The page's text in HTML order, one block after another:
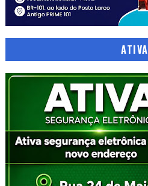
ATIVA